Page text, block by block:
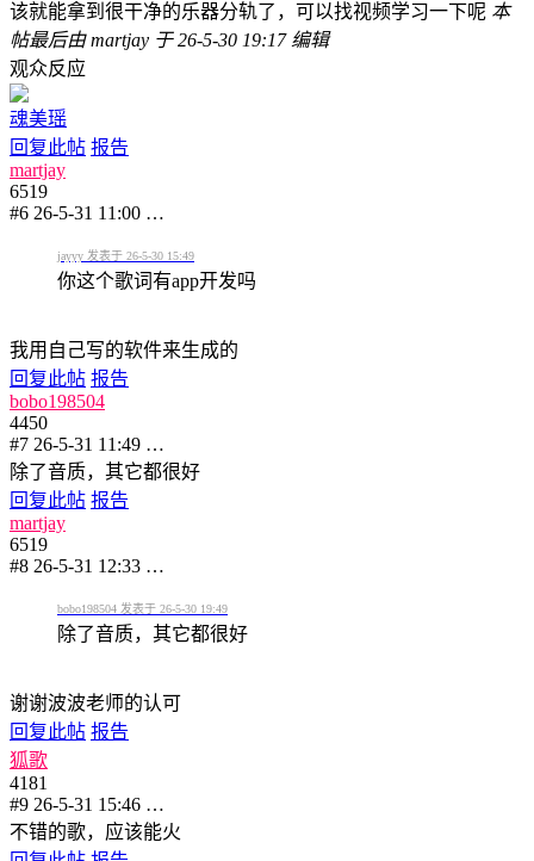
该就能拿到很干净的乐器分轨了，可以找视频学习一下呢 本
帖最后由 martjay 于 26-5-30 19:17 编辑
观众反应
魂美瑶
回复此帖 报告
martjay
6519
#6 26-5-31 11:00 …
jayyy 发表于 26-5-30 15:49
你这个歌词有app开发吗
我用自己写的软件来生成的
回复此帖 报告
bobo198504
4450
#7 26-5-31 11:49 …
除了音质，其它都很好
回复此帖 报告
martjay
6519
#8 26-5-31 12:33 …
bobo198504 发表于 26-5-30 19:49
除了音质，其它都很好
谢谢波波老师的认可
回复此帖 报告
狐歌
4181
#9 26-5-31 15:46 …
不错的歌，应该能火